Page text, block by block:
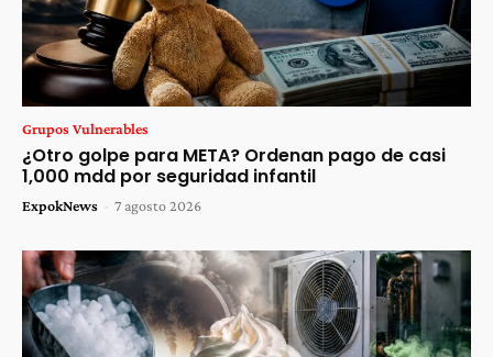
Grupos Vulnerables
¿Otro golpe para META? Ordenan pago de casi
1,000 mdd por seguridad infantil
ExpokNews - 7 agosto 2026